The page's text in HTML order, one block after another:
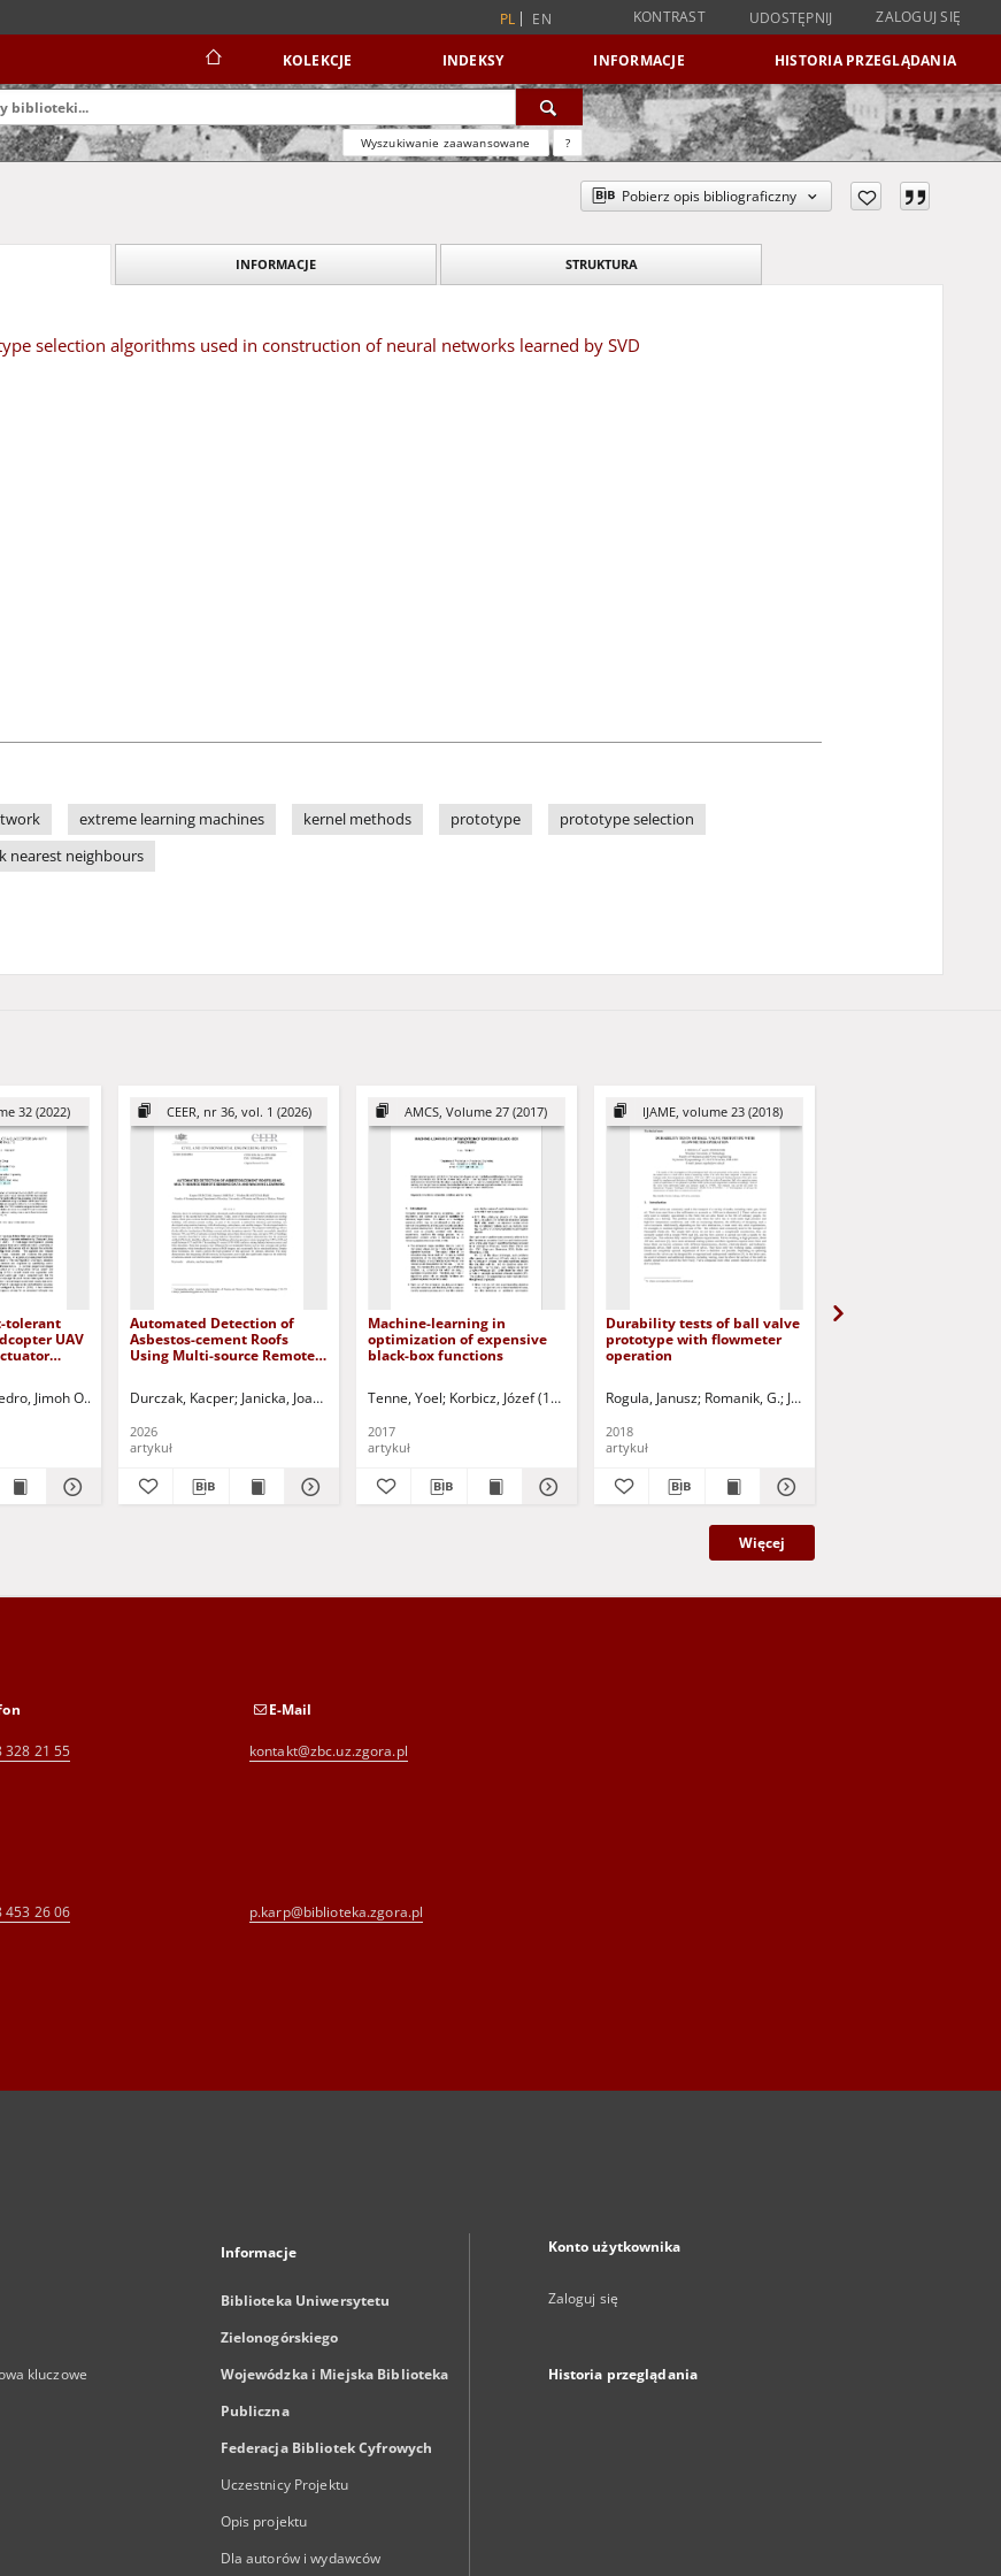
PL EN KONTRAST UDOSTĘPNIJ ZALOGUJ SIĘ
KOLEKCJE INDEKSY INFORMACJE HISTORIA PRZEGLĄDANIA
Wyszukiwanie zaawansowane ?
Pobierz opis bibliograficzny
INFORMACJE STRUKTURA
selection algorithms used in construction of neural networks learned by SVD
extreme learning machines kernel methods prototype
prototype selection
k nearest neighbours
Kacprzyk, Janusz - ed. Kóczy, László T. - ed. Mesiar, Radko - ed.
32 (2022)
tolerant
UAV
Jimoh O. Yao, Baozhen - ed. Wang, Shuaian - ed. Asian, Sobhan - ed.
CEER, nr 36, vol. 1 (2026)
Automated Detection of
Asbestos-cement Roofs
Using Multi-source Remote
Durczak, Kacper Janicka, Joanna Błaszczak-Bąk, Wioleta Kuczyński, Tadeusz - red.
2026
artykuł
AMCS, Volume 27 (2017)
Machine-learning in
optimization of expensive
black-box functions
Tenne, Yoel Korbicz, Józef (1951- ) - red. Uciński, Dariusz - red.
2017
artykuł
IJAME, volume 23 (2018)
Durability tests of ball valve
prototype with flowmeter
operation
Rogula, Janusz Romanik, G. Jurczak, Paweł - red.
2018
artykuł
Więcej
328 21 55
E-Mail
kontakt@zbc.uz.zgora.pl
453 26 06 p.karp@biblioteka.zgora.pl
kluczowe
Informacje
Biblioteka Uniwersytetu
Zielonogórskiego
Wojewódzka i Miejska Biblioteka
Publiczna
Federacja Bibliotek Cyfrowych
Uczestnicy Projektu
Opis projektu
Dla autorów i wydawców
Konto użytkownika
Zaloguj się
Historia przeglądania